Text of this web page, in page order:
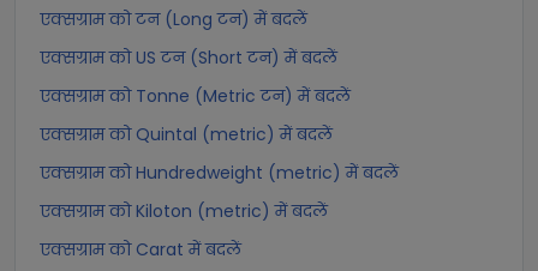
एक्सग्राम को टन (Long टन) में बदलें
एक्सग्राम को US टन (Short टन) में बदलें
एक्सग्राम को Tonne (Metric टन) में बदलें
एक्सग्राम को Quintal (metric) में बदलें
एक्सग्राम को Hundredweight (metric) में बदलें
एक्सग्राम को Kiloton (metric) में बदलें
एक्सग्राम को Carat में बदलें